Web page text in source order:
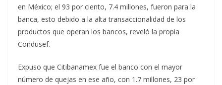
en México; el 93 por ciento, 7.4 millones, fueron para la
banca, esto debido a la alta transaccionalidad de los
productos que operan los bancos, reveló la propia
Condusef.
Expuso que Citibanamex fue el banco con el mayor
número de quejas en ese año, con 1.7 millones, 23 por